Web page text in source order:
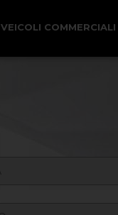
VEICOLI COMMERCIALI